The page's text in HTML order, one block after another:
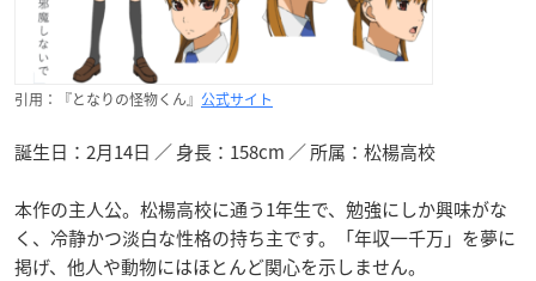
引用：『となりの怪物くん』 公式サイト
誕生日：2月14日 ／ 身長：158cm ／ 所属：松楊高校
本作の主人公。松楊高校に通う1年生で、勉強にしか興味がな
く、冷静かつ淡白な性格の持ち主です。「年収一千万」を夢に
掲げ、他人や動物にはほとんど関心を示しません。